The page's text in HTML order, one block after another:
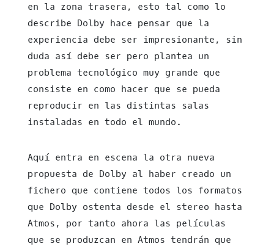
en la zona trasera, esto tal como lo
describe Dolby hace pensar que la
experiencia debe ser impresionante, sin
duda así debe ser pero plantea un
problema tecnológico muy grande que
consiste en como hacer que se pueda
reproducir en las distintas salas
instaladas en todo el mundo.
Aquí entra en escena la otra nueva
propuesta de Dolby al haber creado un
fichero que contiene todos los formatos
que Dolby ostenta desde el stereo hasta
Atmos, por tanto ahora las películas
que se produzcan en Atmos tendrán que